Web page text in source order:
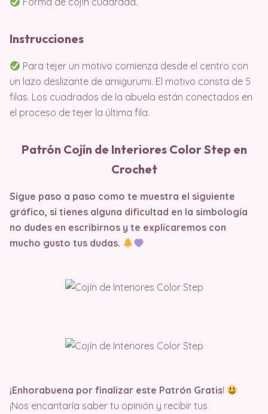
Instrucciones
Para tejer un motivo comienza desde el centro con
un lazo deslizante de amigurumi. El motivo consta de 5
filas. Los cuadrados de la abuela están conectados en
el proceso de tejer la última fila.
Patrón Cojín de Interiores Color Step en
Crochet
Sigue paso a paso como te muestra el siguiente
gráfico, si tienes alguna dificultad en la simbología
no dudes en escribirnos y te explicaremos con
mucho gusto tus dudas.
¡Enhorabuena por finalizar este Patrón Gratis!
¡Nos encantaría saber tu opinión y recibir tus